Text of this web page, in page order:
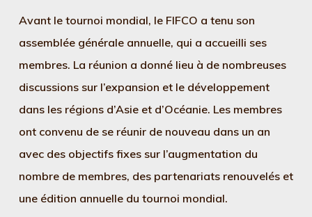
Avant le tournoi mondial, le FIFCO a tenu son
assemblée générale annuelle, qui a accueilli ses
membres. La réunion a donné lieu à de nombreuses
discussions sur l’expansion et le développement
dans les régions d’Asie et d’Océanie. Les membres
ont convenu de se réunir de nouveau dans un an
avec des objectifs fixes sur l’augmentation du
nombre de membres, des partenariats renouvelés et
une édition annuelle du tournoi mondial.